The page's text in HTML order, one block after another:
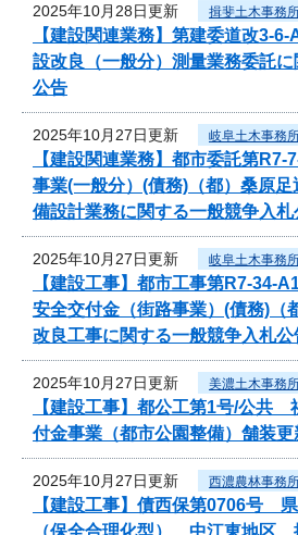
2025年10月28日更新 揖斐土木事務
【建設関連業務】第建委道改
設改良（一般分）測量業務委託
公告
2025年10月27日更新 岐阜土木事務
【建設関連業務】都市委託第
事業(一般分）(債務)（都）桑原
備設計業務に関する一般競争入札
2025年10月27日更新 岐阜土木事務
【建設工事】都市工事第R7-34-
安全交付金（街路事業）(債務)（
改良工事に関する一般競争入札公
2025年10月27日更新 美濃土木事務
【建設工事】都公工第1号/公共
付金事業（都市公園整備）舗装更
2025年10月27日更新 西濃農林事務
【建設工事】債西保第0706号
（保全合理化型） 中江東地区